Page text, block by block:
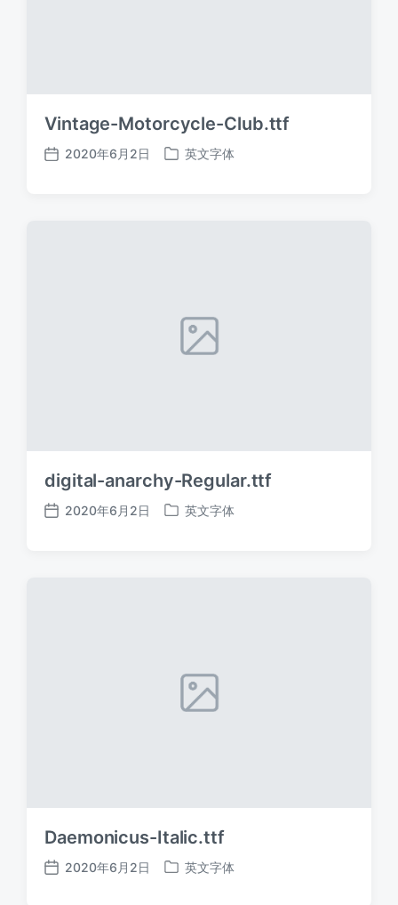
Vintage-Motorcycle-Club.ttf
发
2020年6月2日
发
英文字体
digital-anarchy-Regular.ttf
发
2020年6月2日
发
英文字体
Daemonicus-Italic.ttf
发
2020年6月2日
发
英文字体